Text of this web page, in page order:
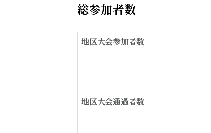
総参加者数
地区大会参加者数
地区大会通過者数